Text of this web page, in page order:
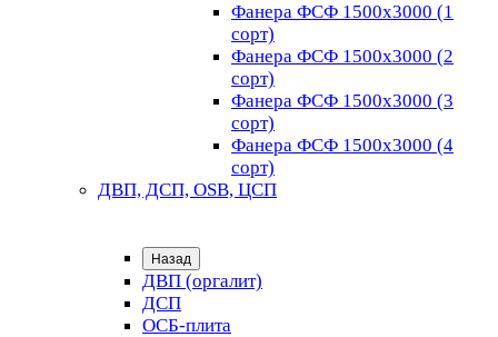
Фанера ФСФ 1500х3000 (1
сорт)
Фанера ФСФ 1500х3000 (2
сорт)
Фанера ФСФ 1500х3000 (3
сорт)
Фанера ФСФ 1500х3000 (4
сорт)
ДВП, ДСП, OSB, ЦСП
Назад
ДВП (оргалит)
ДСП
ОСБ-плита